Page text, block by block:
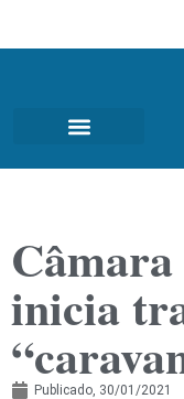
Câmara
inicia
Publicado, 30/01/2021